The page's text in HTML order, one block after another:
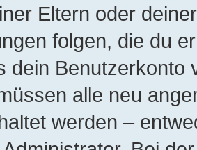
Eltern oder
folgen, die du
dein Benutzerkonto
alle neu
werden –